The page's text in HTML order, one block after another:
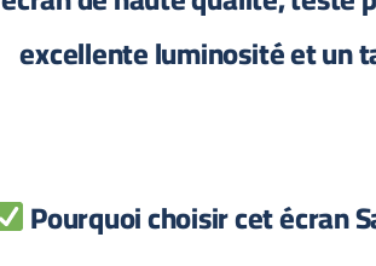
excellente luminosité et un
Pourquoi choisir cet écran